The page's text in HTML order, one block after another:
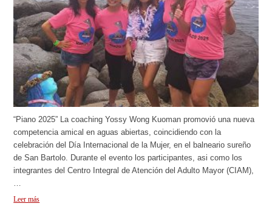
“Piano 2025” La coaching Yossy Wong Kuoman promovió una nueva
competencia amical en aguas abiertas, coincidiendo con la
celebración del Día Internacional de la Mujer, en el balneario sureño
de San Bartolo. Durante el evento los participantes, asi como los
integrantes del Centro Integral de Atención del Adulto Mayor (CIAM),
…
Leer más